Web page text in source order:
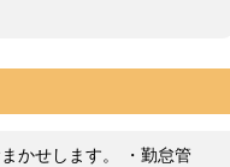
かせします。 ・勤怠管